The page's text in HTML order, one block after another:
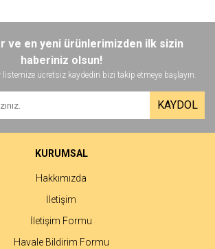
ve en yeni ürünlerimizden ilk sizin
haberiniz olsun!
ücretsiz kaydedin bizi takip etmeye başlayın.
KAYDOL
KURUMSAL
Hakkımızda
İletişim
İletişim Formu
Havale Bildirim Formu